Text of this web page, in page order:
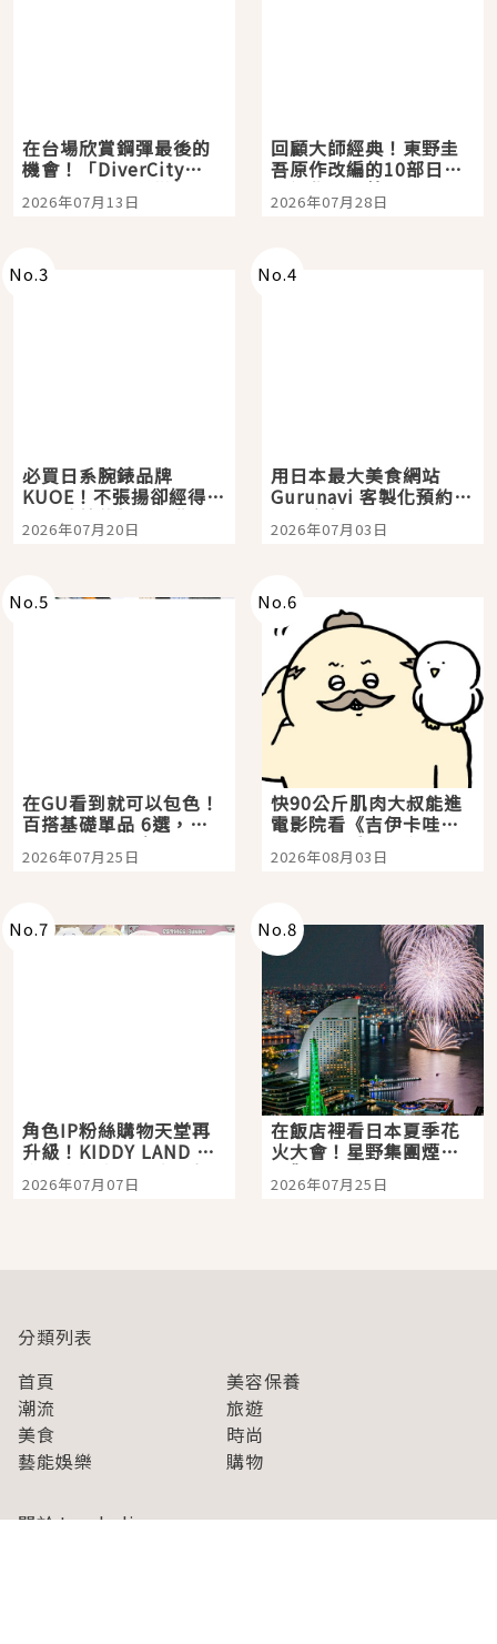
在台場欣賞鋼彈最後的
機會！「DiverCity
Tokyo Plaza」搭船、
購物、美食及夜景，一
2026年07月13日
回顧大師經典！東野圭
吾原作改編的10部日本
影視作品推薦
2026年07月28日
No.3
必買日系腕錶品牌
KUOE！不張揚卻經得起
時間洗鍊的經典之作五
選
2026年07月20日
No.4
用日本最大美食網站
Gurunavi 客製化預約九
大都市餐廳，打造專屬
美食體驗！
2026年07月03日
No.5
在GU看到就可以包色！
百搭基礎單品 6選，閉
眼全收也不心疼
2026年07月25日
No.6
快90公斤肌肉大叔能進
電影院看《吉伊卡哇》
嗎？日本重金屬樂團
「打首」會長與nagano
2026年08月03日
No.7
角色IP粉絲購物天堂再
升級！KIDDY LAND 原
宿店吉伊卡哇迎客，新
開幕 OMOKADO 店3分
2026年07月07日
No.8
在飯店裡看日本夏季花
火大會！星野集團煙火
景觀飯店6選，讓你不用
人擠人悠閒欣賞
2026年07月25日
分類列表
首頁
美容保養
潮流
旅遊
美食
時尚
藝能娛樂
購物
關於Japaholic